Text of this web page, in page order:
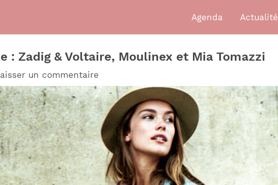
Agenda Actualité
: Zadig & Voltaire, Moulinex et Mia Tomazzi
un commentaire